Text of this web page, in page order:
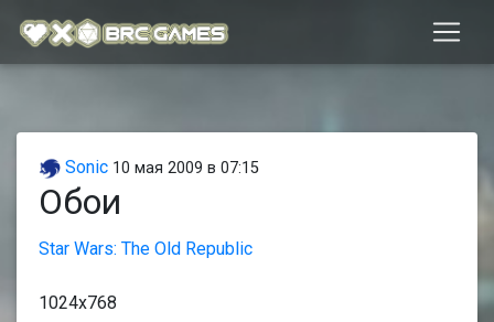
Sonic 10 мая 2009 в 07:15
Обои
Star Wars: The Old Republic
1024x768